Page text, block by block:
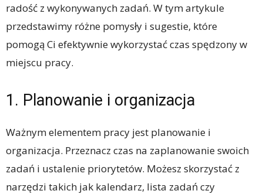
radość z wykonywanych zadań. W tym artykule
przedstawimy różne pomysły i sugestie, które
pomogą Ci efektywnie wykorzystać czas spędzony w
miejscu pracy.
1. Planowanie i organizacja
Ważnym elementem pracy jest planowanie i
organizacja. Przeznacz czas na zaplanowanie swoich
zadań i ustalenie priorytetów. Możesz skorzystać z
narzędzi takich jak kalendarz, lista zadań czy